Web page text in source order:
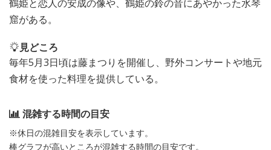
鶴姫と恋人の安成の像や、鶴姫の鈴の音にあやかった水琴
窟がある。
見どころ
毎年5月3日頃は藤まつりを開催し、野外コンサートや地元
食材を使った料理を提供している。
混雑する時間の目安
※休日の混雑目安を表示しています。
棒グラフが高いところが混雑する時間の目安です。